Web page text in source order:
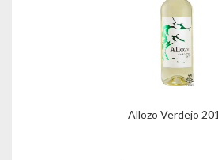
Allozo Verdejo